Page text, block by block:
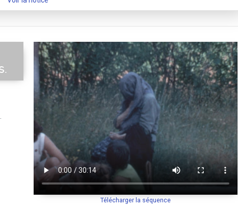
Télécharger la séquence